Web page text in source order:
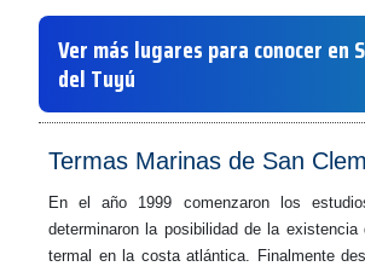
Ver más lugares para conocer en
del Tuyú
Termas Marinas de San
En el año 1999 comenzaron los
determinaron la posibilidad de la existencia
termal en la costa atlántica. Finalmente